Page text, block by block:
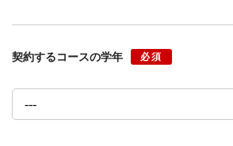
契約するコースの学年 必須